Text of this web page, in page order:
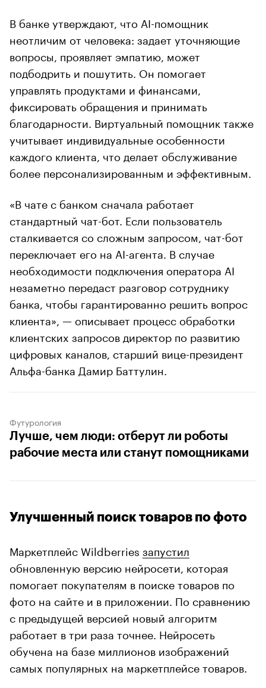
В банке утверждают, что AI-помощник
неотличим от человека: задает уточняющие
вопросы, проявляет эмпатию, может
подбодрить и пошутить. Он помогает
управлять продуктами и финансами,
фиксировать обращения и принимать
благодарности. Виртуальный помощник также
учитывает индивидуальные особенности
каждого клиента, что делает обслуживание
более персонализированным и эффективным.
«В чате с банком сначала работает
стандартный чат-бот. Если пользователь
сталкивается со сложным запросом, чат-бот
переключает его на AI-агента. В случае
необходимости подключения оператора AI
незаметно передаст разговор сотруднику
банка, чтобы гарантированно решить вопрос
клиента», — описывает процесс обработки
клиентских запросов директор по развитию
цифровых каналов, старший вице-президент
Альфа-банка Дамир Баттулин.
Футурология
Лучше, чем люди: отберут ли роботы
рабочие места или станут помощниками
Улучшенный поиск товаров по фото
Маркетплейс Wildberries запустил
обновленную версию нейросети, которая
помогает покупателям в поиске товаров по
фото на сайте и в приложении. По сравнению
с предыдущей версией новый алгоритм
работает в три раза точнее. Нейросеть
обучена на базе миллионов изображений
самых популярных на маркетплейсе товаров.